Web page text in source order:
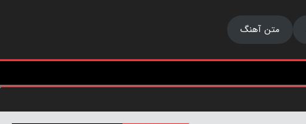
متن آهنگ